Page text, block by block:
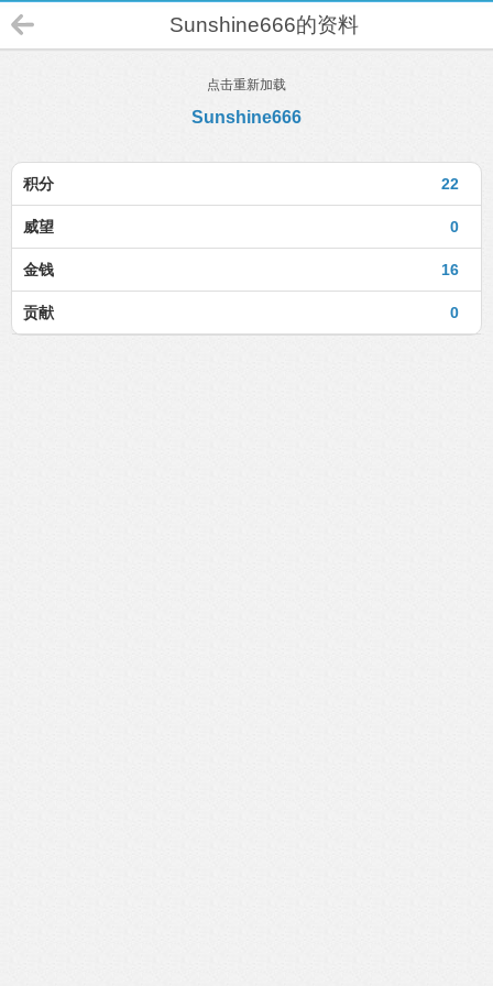
Sunshine666的资料
点击重新加载
Sunshine666
22
积分
0
威望
16
金钱
0
贡献